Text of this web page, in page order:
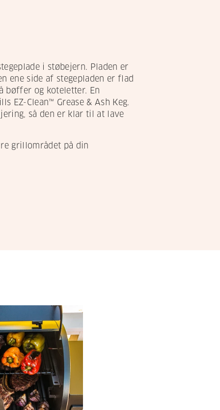
i støbejern. Pladen er
ene side af stegepladen er flad
bøffer og koteletter. En
EZ-Clean™ Grease & Ash Keg.
så den er klar til at lave
grillområdet på din